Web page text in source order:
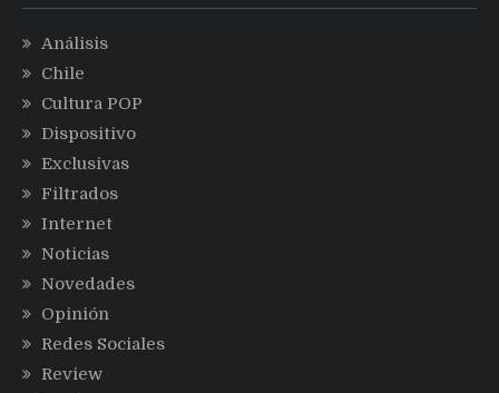
Análisis
Chile
Cultura POP
Dispositivo
Exclusivas
Filtrados
Internet
Noticias
Novedades
Opinión
Redes Sociales
Review